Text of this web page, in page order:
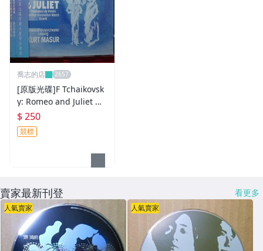
喬志的店
[原版光碟]F Tchaikovsk
y: Romeo and Juliet M
ADE IN GERMANY
$ 250
競標
賣家最新刊登 看更多
人氣賣家 人氣賣家